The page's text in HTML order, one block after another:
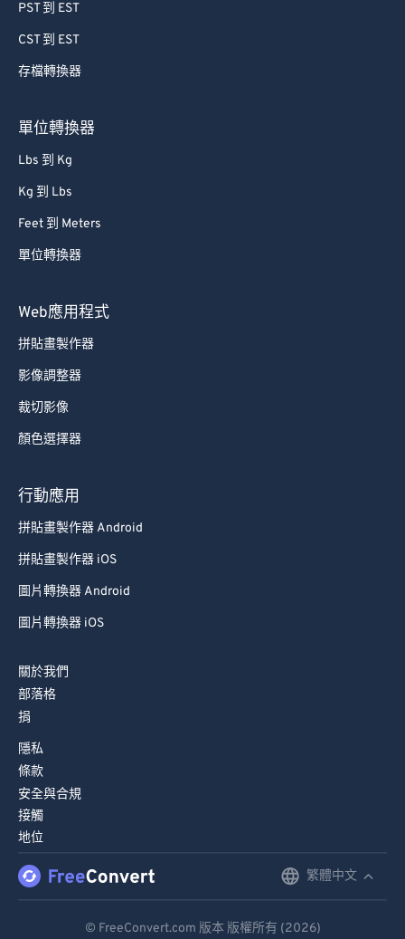
PST 到 EST
CST 到 EST
存檔轉換器
單位轉換器
Lbs 到 Kg
Kg 到 Lbs
Feet 到 Meters
單位轉換器
Web應用程式
拼貼畫製作器
影像調整器
裁切影像
顏色選擇器
行動應用
拼貼畫製作器 Android
拼貼畫製作器 iOS
圖片轉換器 Android
圖片轉換器 iOS
關於我們
部落格
捐
隱私
條款
安全與合規
接觸
地位
繁體中文
© FreeConvert.com 版本 版權所有 (2026)